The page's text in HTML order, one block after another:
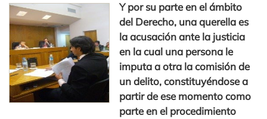
Y por su parte en el ámbito
del Derecho, una querella es
la acusación ante la justicia
en la cual una persona le
imputa a otra la comisión de
un delito, constituyéndose a
partir de ese momento como
parte en el procedimiento